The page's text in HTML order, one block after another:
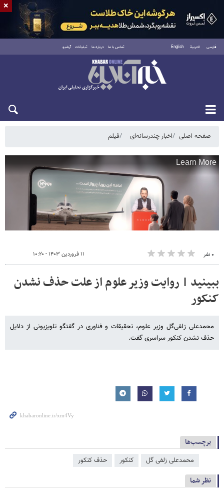
فارسی العربية English تماس با ما درباره ما تبلیغات آرشیو
جمعه ۱۶ مرداد ۱۴۰۵
صفحه اصلی اخبار چندرسانه‌ای فیلم
۰ نفر ۱۱ فروردین ۱۴۰۳ - ۱۰:۲۰
ببینید | روایت وزیر علوم از علت حذف نشدن
کنکور
محمدعلی زلفی‌گل وزیر علوم، تحقیقات و فناوری در گفتگو تلویزیونی از دلایل
حذف نشدن کنکور سراسری گفت.
برچسب‌ها
محمدعلی زلفی گل کنکور حذف کنکور
نظر شما
×